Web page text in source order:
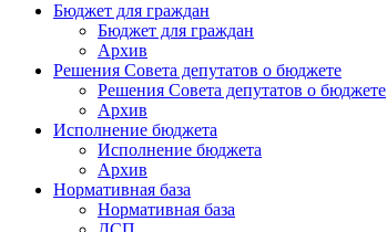
Бюджет для граждан
Бюджет для граждан
Архив
Решения Совета депутатов о бюджете
Решения Совета депутатов о бюджете
Архив
Исполнение бюджета
Исполнение бюджета
Архив
Нормативная база
Нормативная база